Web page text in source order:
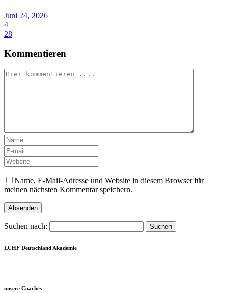
Juni 24, 2026
4
28
Kommentieren
Name, E-Mail-Adresse und Website in diesem Browser für
meinen nächsten Kommentar speichern.
Suchen nach:
LCHF Deutschland Akademie
unsere Coaches